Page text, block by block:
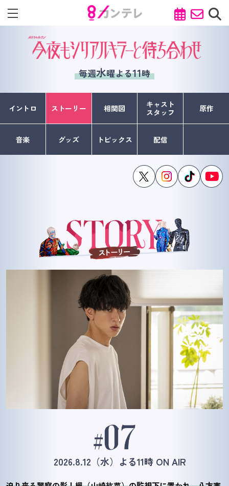
毎週水曜よる11時
イントロ ストーリー 相関図
キャスト
スタッフ
原作
音楽 グッズ トピックス 配信
2026.8.12（水）よる11時 ON AIR